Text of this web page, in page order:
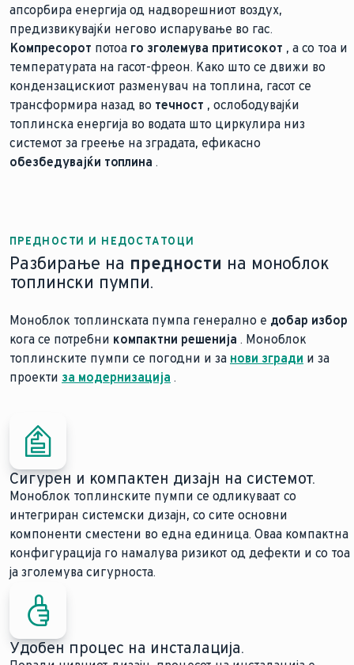
апсорбира енергија од надворешниот воздух,
предизвикувајќи негово испарување во гас.
Компресорот потоа го зголемува притисокот , а со тоа и
температурата на гасот-фреон. Како што се движи во
кондензацискиот разменувач на топлина, гасот се
трансформира назад во течност , ослободувајќи
топлинска енергија во водата што циркулира низ
системот за греење на зградата, ефикасно
обезбедувајќи топлина .
ПРЕДНОСТИ И НЕДОСТАТОЦИ
Разбирање на предности на моноблок
топлински пумпи.
Моноблок топлинската пумпа генерално е добар избор
кога се потребни компактни решенија . Моноблок
топлинските пумпи се погодни и за нови згради и за
проекти за модернизација .
Сигурен и компактен дизајн на системот.
Моноблок топлинските пумпи се одликуваат со
интегриран системски дизајн, со сите основни
компоненти сместени во една единица. Оваа компактна
конфигурација го намалува ризикот од дефекти и со тоа
ја зголемува сигурноста.
Удобен процес на инсталација.